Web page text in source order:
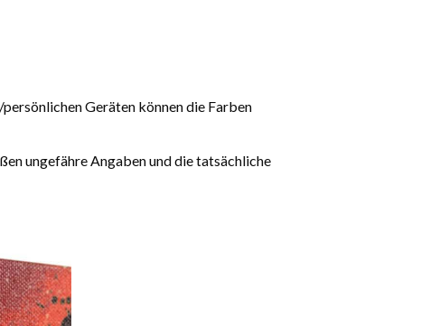
Geräten können die Farben
ungefähre Angaben und die tatsächliche